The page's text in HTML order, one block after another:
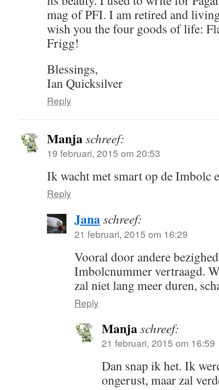
mag of PFI. I am retired and
wish you the four goods of life:
Frigg!
Blessings,
Ian Quicksilver
Reply
Manjaschreef:
19 februari, 2015 om 20:53
Ik wacht met smart op de
Reply
Janaschreef:
21 februari, 2015 om 16:29
Vooral door andere
Imbolcnummer vertraagd.
zal niet lang meer duren,
Reply
Manjaschreef:
21 februari, 2015 om 16:59
Dan snap ik het. Ik
ongerust, maar zal